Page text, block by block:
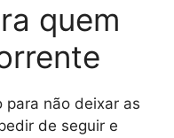
quem
para não deixar as
de seguir e